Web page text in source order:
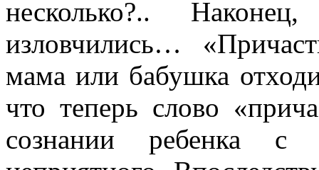
несколько?..
изловчились…
мама или бабушка
что теперь слово
сознании ребенка с